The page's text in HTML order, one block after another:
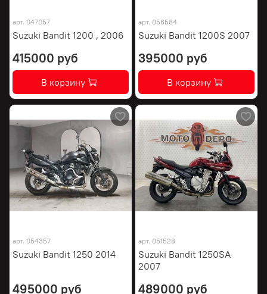
арт. 047057
Suzuki Bandit 1200 , 2006
415000 руб
В корзину
арт. 056584
Suzuki Bandit 1200S 2007
395000 руб
В корзину
арт. 054357
Suzuki Bandit 1250 2014
495000 руб
арт. 051528
Suzuki Bandit 1250SA
2007
489000 руб